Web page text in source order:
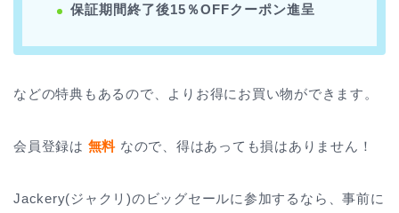
保証期間終了後15％OFFクーポン進呈
などの特典もあるので、よりお得にお買い物ができます。
会員登録は 無料 なので、得はあっても損はありません！
Jackery(ジャクリ)のビッグセールに参加するなら、事前に